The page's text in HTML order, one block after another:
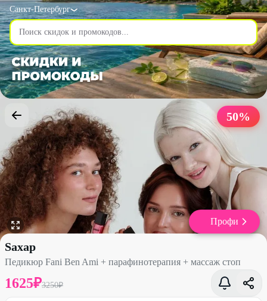
Санкт-Петербург
50%
Профи
Педикюр Fani Ben Ami + парафинотерапия + массаж стоп со
Sахар
Педикюр Fani Ben Ami + парафинотерапия + массаж стоп
1625₽3250₽